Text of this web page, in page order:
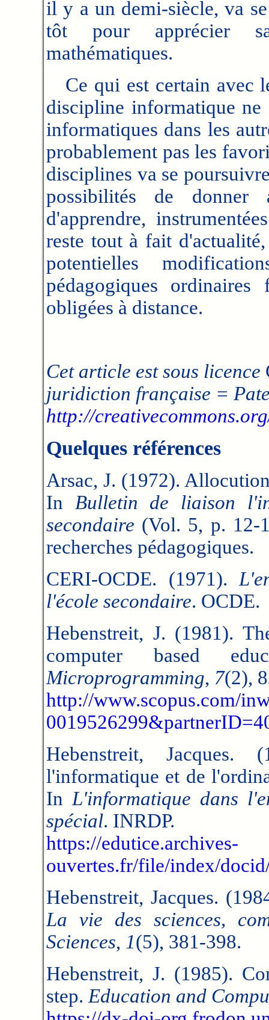
il y a un demi-siècle, va
tôt pour apprécier
mathématiques.
Ce qui est certain avec
discipline informatique ne
informatiques dans les
probablement pas les
disciplines va se
possibilités de donner
d'apprendre,
reste tout à fait
potentielles
pédagogiques
obligées à distance.
Cet article est sous licence
juridiction française =
http://
Quelques références
Arsac, J. (1972).
In Bulletin de liaison
secondaire (Vol. 5, p. 12-
recherches pédagogiques.
CERI-OCDE. (1971).
l'école secondaire. OCDE.
Hebenstreit, J. (1981).
computer based
Microprogramming, 7(2),
http://www.scopus.com/
Hebenstreit, Jacques.
l'informatique et de
In L'informatique dans
spécial. INRDP.
https://edutice.archives-
ouvertes.fr/file/index/
Hebenstreit, Jacques.
La vie des sciences,
Sciences, 1(5), 381-398.
Hebenstreit, J. (1985).
step. Education and